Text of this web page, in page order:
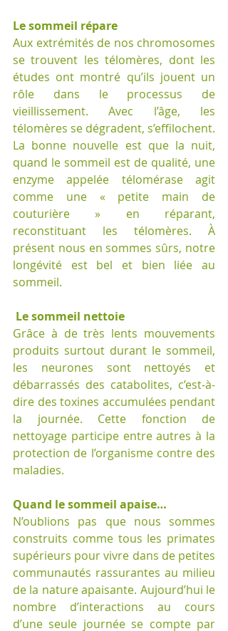
Le sommeil répare
Aux extrémités de nos chromosomes
se trouvent les télomères, dont les
études ont montré qu’ils jouent un
rôle dans le processus de
vieillissement. Avec l’âge, les
télomères se dégradent, s’effilochent.
La bonne nouvelle est que la nuit,
quand le sommeil est de qualité, une
enzyme appelée télomérase agit
comme une « petite main de
couturière » en réparant,
reconstituant les télomères. À
présent nous en sommes sûrs, notre
longévité est bel et bien liée au
sommeil.
Le sommeil nettoie
Grâce à de très lents mouvements
produits surtout durant le sommeil,
les neurones sont nettoyés et
débarrassés des catabolites, c’est-à-
dire des toxines accumulées pendant
la journée. Cette fonction de
nettoyage participe entre autres à la
protection de l’organisme contre des
maladies.
Quand le sommeil apaise…
N’oublions pas que nous sommes
construits comme tous les primates
supérieurs pour vivre dans de petites
communautés rassurantes au milieu
de la nature apaisante. Aujourd’hui le
nombre d’interactions au cours
d’une seule journée se compte par